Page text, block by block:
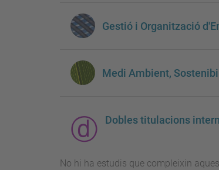
Gestió i Organització
Medi Ambient,
Dobles titulacions
No hi ha estudis que compleixin